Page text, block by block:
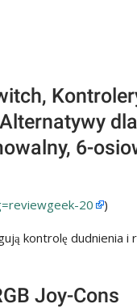
6-
20 )
kontrolę dudnienia i
Joy-Cons